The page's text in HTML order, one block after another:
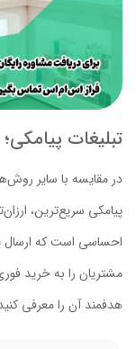
تبلیغات
در مقایسه با سایر
پیامکی سریع‌ترین،
احساسی است که ارسال
مشتریان را به خرید
هدفمند آن را معرفی